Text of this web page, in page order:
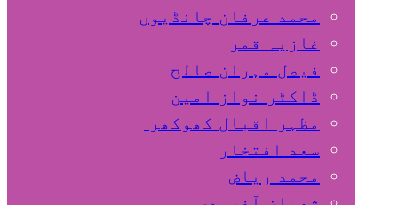
محمد عرفان چانڈیوں
غازیہ قمر
فیصل مہران صالح
ڈاکٹر نواز امین
مظہر اقبال کھوکھر
سعد افتخار
محمد ریاض